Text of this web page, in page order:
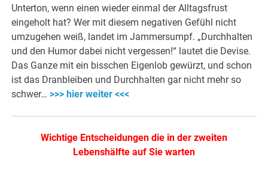
Unterton, wenn einen wieder einmal der Alltagsfrust
eingeholt hat? Wer mit diesem negativen Gefühl nicht
umzugehen weiß, landet im Jammersumpf. „Durchhalten
und den Humor dabei nicht vergessen!“ lautet die Devise.
Das Ganze mit ein bisschen Eigenlob gewürzt, und schon
ist das Dranbleiben und Durchhalten gar nicht mehr so
schwer… >>> hier weiter <<<
Wichtige Entscheidungen die in der zweiten
Lebenshälfte auf Sie warten